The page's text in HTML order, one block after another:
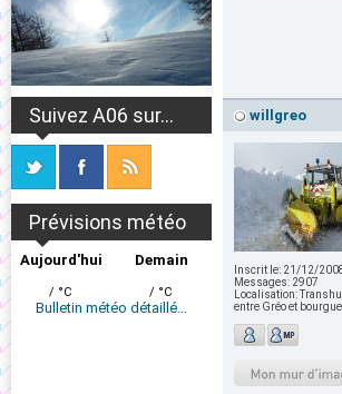
Suivez A06 sur...
Prévisions météo
Aujourd'hui
/ °C
Demain
/ °C
Bulletin météo détaillé...
willgreo
Inscrit le: 21/12/
Messages: 2907
Localisation:
entre Gréo et